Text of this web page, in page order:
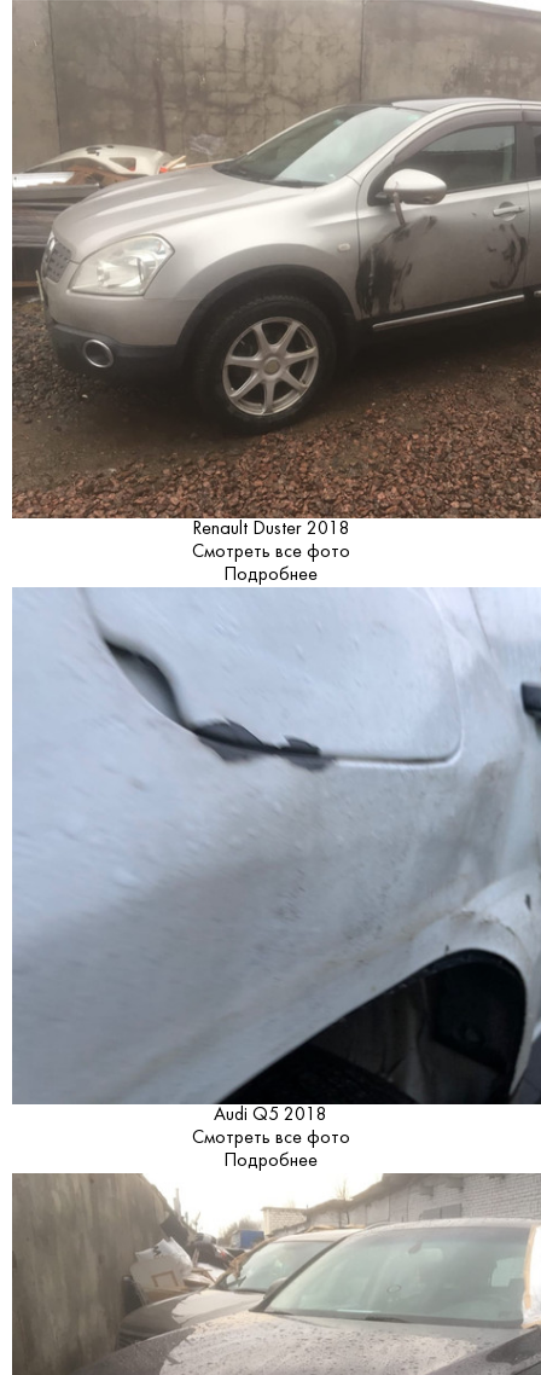
Renault Duster 2018
Смотреть все фото
Подробнее
Audi Q5 2018
Смотреть все фото
Подробнее